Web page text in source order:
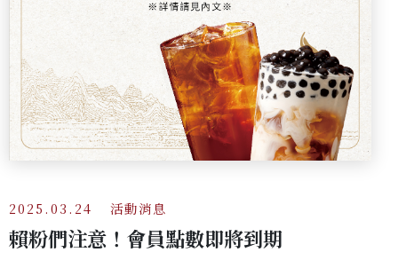
2025.03.24 活動消息
賴粉們注意！會員點數即將到期